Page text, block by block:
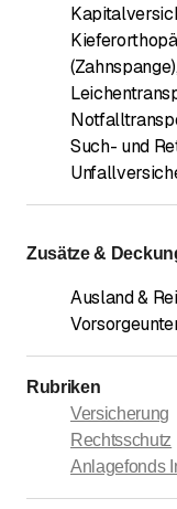
(Zahnspange)
Such- und
Zusätze &
Ausland &
Rubriken
Versicherung
Rechtsschutz
Anlagefonds